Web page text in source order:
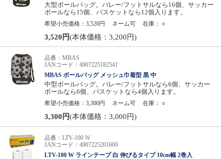
大型ボールバッグ。バレー/フットサルなら16個、サッカー
ボールなら15個、バスケットなら12個入ります。
希望小売価格：3,520円
ネーム可 在庫： ○
3,520円(本体価格：3,200円)
品番：MBAS
JANコード：4907225182541
MBAS ボールバッグ メッシュ巾着型 黒 中
中型ボールバッグ。バレー/フットサルなら6個、サッカー
ボールなら6個、バスケットなら4個入ります。
希望小売価格：3,300円
ネーム可 在庫： ○
3,300円(本体価格：3,000円)
品番：LTV-100 W
JANコード：4907225201600
LTV-100 W ラインテープ 白 伸びるタイプ 10cm幅 2巻入